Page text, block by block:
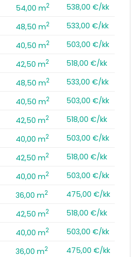
54,00 m2
538,00 €/kk
48,50 m2
533,00 €/kk
40,50 m2
503,00 €/kk
42,50 m2
518,00 €/kk
48,50 m2
533,00 €/kk
40,50 m2
503,00 €/kk
42,50 m2
518,00 €/kk
40,00 m2
503,00 €/kk
42,50 m2
518,00 €/kk
40,00 m2
503,00 €/kk
36,00 m2
475,00 €/kk
42,50 m2
518,00 €/kk
40,00 m2
503,00 €/kk
36,00 m2
475,00 €/kk